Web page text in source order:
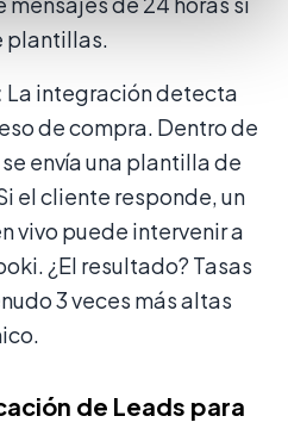
plantillas.
La integración detecta
de compra. Dentro de
envía una plantilla de
el cliente responde, un
vivo puede intervenir a
¿El resultado? Tasas
3 veces más altas
de Leads para